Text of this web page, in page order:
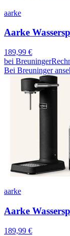
aarke
Aarke
189,99 €
bei Breuninger
Bei Breuninger
aarke
Aarke
189,99 €